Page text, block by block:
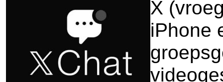
X
iPhone